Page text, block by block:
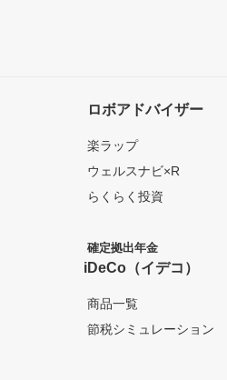
ロボアドバイザー
楽ラップ
ウェルスナビ×R
らくらく投資
確定拠出年金
iDeCo（イデコ）
商品一覧
節税シミュレーション